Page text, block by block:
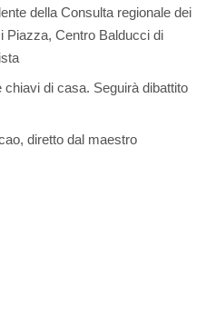
della Consulta regionale dei
Piazza, Centro Balducci di
di casa. Seguirà dibattito
diretto dal maestro